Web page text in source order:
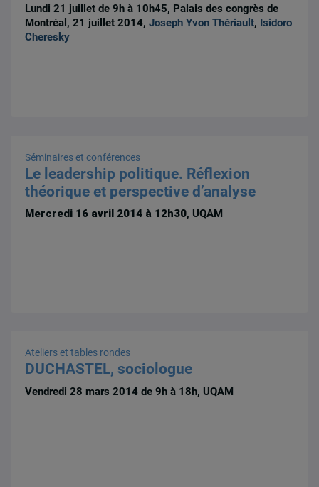
Lundi 21 juillet de 9h à 10h45, Palais des congrès de
Montréal, 21 juillet 2014,Joseph Yvon Thériault, Isidoro
Cheresky
Séminaires et conférences
Le leadership politique. Réflexion
théorique et perspective d’analyse
Mercredi 16 avril 2014 à 12h30, UQAM
Ateliers et tables rondes
DUCHASTEL, sociologue
Vendredi 28 mars 2014 de 9h à 18h, UQAM